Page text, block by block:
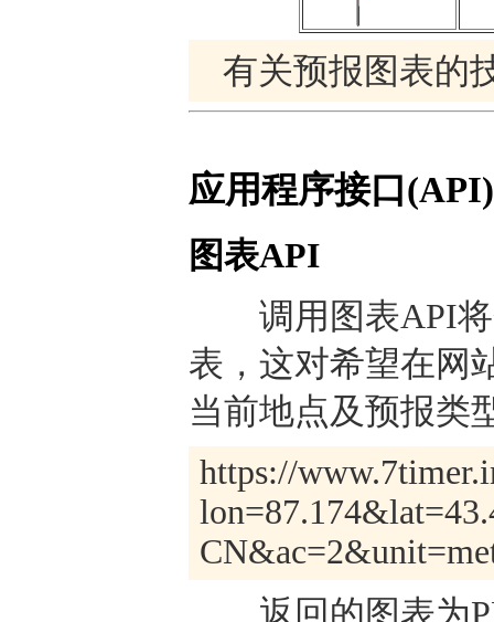
有关预报图表的
应用程序接口(API)
图表API
调用图表API将
表，这对希望在网
当前地点及预报类
https://
返回的图表为